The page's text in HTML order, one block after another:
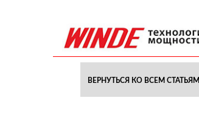
ВЕРНУТЬСЯ КО ВСЕМ СТАТЬЯМ